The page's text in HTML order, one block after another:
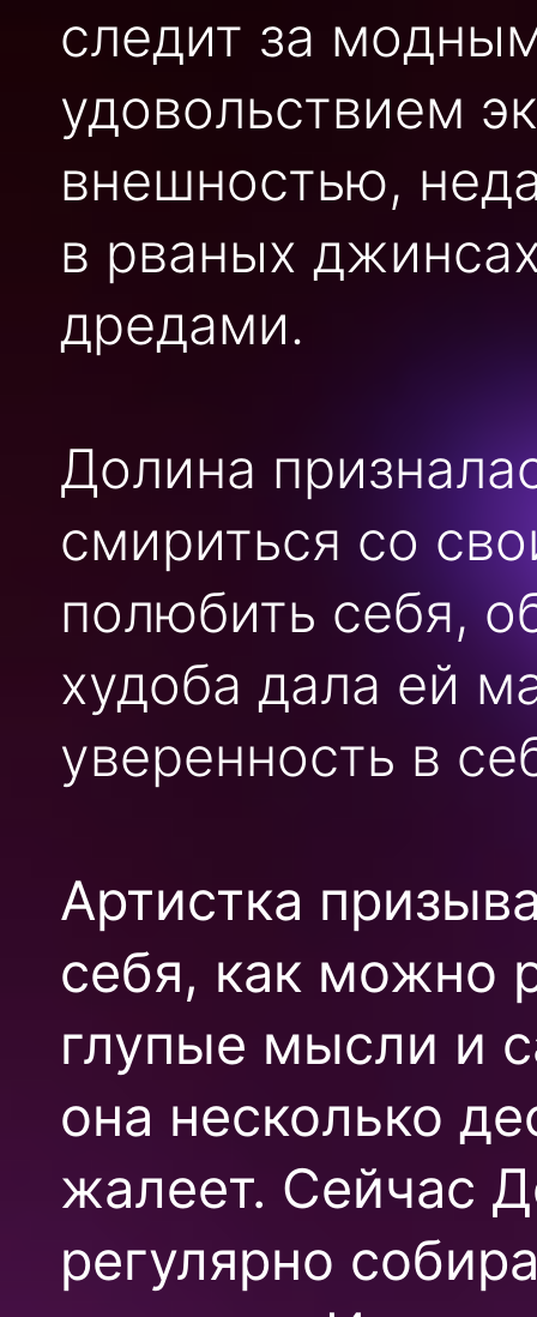
следит за
удовольствием
внешностью,
в рваных
дредами.
Долина
смириться со
полюбить себя,
худоба дала ей
уверенность в
Артистка
себя, как можно
глупые мысли и
она несколько
жалеет. Сейчас
регулярно